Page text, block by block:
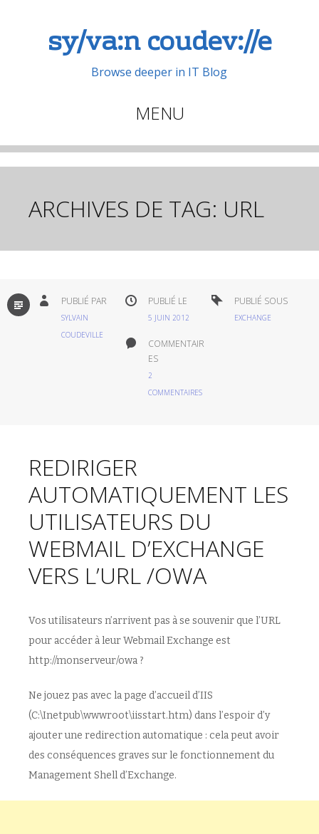
sy/va:n coudev://e
Browse deeper in IT Blog
MENU
Aller
ARCHIVES DE TAG: URL
PAR
DÉFAUT
PUBLIÉ PAR
SYLVAIN
COUDEVILLE
PUBLIÉ LE
5 JUIN 2012
PUBLIÉ SOUS
EXCHANGE
COMMENTAIR
ES
2
COMMENTAIRES
REDIRIGER
AUTOMATIQUEMENT LES
UTILISATEURS DU
WEBMAIL D’EXCHANGE
VERS L’URL /OWA
Vos utilisateurs n’arrivent pas à se souvenir que l’URL
pour accéder à leur Webmail Exchange est
http://monserveur/owa ?
Ne jouez pas avec la page d’accueil d’IIS
(C:\Inetpub\wwwroot\iisstart.htm) dans l’espoir d’y
ajouter une redirection automatique : cela peut avoir
des conséquences graves sur le fonctionnement du
Management Shell d’Exchange.